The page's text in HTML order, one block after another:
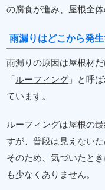
の腐食が進み、屋根全
雨漏りはどこから発
雨漏りの原因は屋根材
「ルーフィング 」と呼
ています。
ルーフィングは屋根の
すが、普段は見えない
そのため、気づいたと
も少なくありません。